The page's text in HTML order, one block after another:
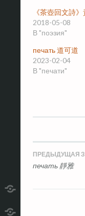
telegram
《茶壺回文詩
2018-05-08
В "поэзия"
печать 道可道
2023-02-04
В "печати"
ПРЕДЫДУЩАЯ
печать 靜雅